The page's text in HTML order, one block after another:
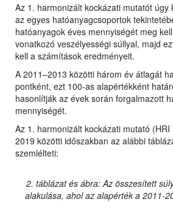
Az 1. harmonizált kockázati mutatót úgy
az egyes hatóanyagcsoportok
hatóanyagok éves mennyiségét meg
vonatkozó veszélyességi súllyal, majd
kell a számítások eredményeit.
A 2011–2013 közötti három év átlagát
pontként, ezt 100-as alapértékként
hasonlítják az évek során forgalmazott
mennyiségét.
Az 1. harmonizált kockázati mutató
2019 közötti időszakban az alábbi
szemlélteti:
2. táblázat és ábra: Az összesített
alakulása, ahol az alapérték a 2011-